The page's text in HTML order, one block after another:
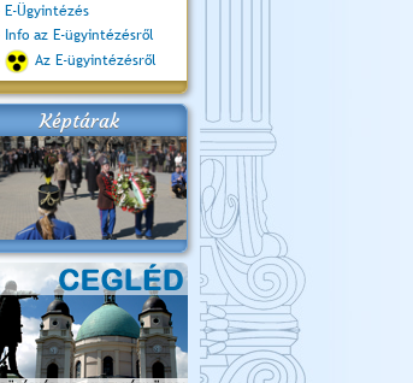
E-Ügyintézés
Info az E-ügyintézésről
Az E-ügyintézésről
Képtárak